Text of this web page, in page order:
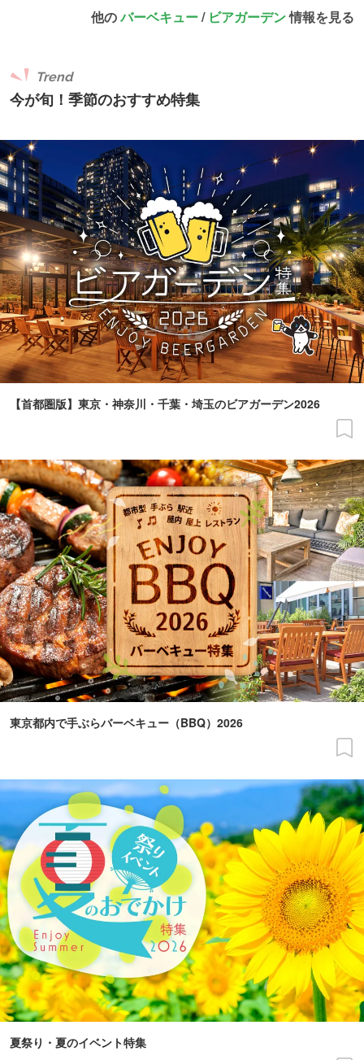
他のバーベキュー/ ビアガーデン情報を見る
今が旬！季節のおすすめ特集
Trend
【首都圏版】東京・神奈川・千葉・埼玉のビアガーデン2026
東京都内で手ぶらバーベキュー（BBQ）2026
夏祭り・夏のイベント特集